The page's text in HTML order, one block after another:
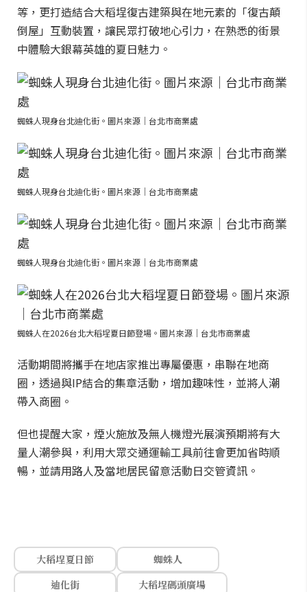
等，更打造結合大稻埕復古建築與在地元素的「復古顛
倒屋」互動裝置，讓民眾打破地心引力，在熟悉的街景
中體驗大銀幕英雄的夏日魅力。
蜘蛛人現身台北迪化街。圖片來源｜台北市商業處
蜘蛛人現身台北迪化街。圖片來源｜台北市商業處
蜘蛛人現身台北迪化街。圖片來源｜台北市商業處
蜘蛛人在2026台北大稻埕夏日節登場。圖片來源｜台北市商業處
活動期間將攜手在地店家推出專屬優惠，串聯在地商
圈，透過與IP結合的集章活動，增加趣味性，並將人潮
帶入商圈。
但也提醒大家，煙火施放及無人機燈光展演預期將有大
量人潮參與，利用大眾交通運輸工具前往會更加省時順
暢，並請用路人及當地居民留意活動日交管資訊。
大稻埕夏日節
蜘蛛人
迪化街
大稻埕碼頭廣場